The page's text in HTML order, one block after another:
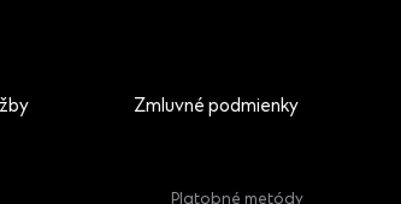
Zmluvné podmienky